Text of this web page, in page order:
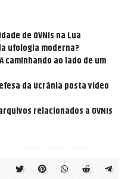
de OVNIs na Lua
ufologia moderna?
caminhando ao lado de um
da Ucrânia posta vídeo
relacionados a OVNIs